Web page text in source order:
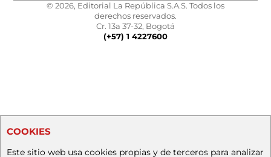
© 2026, Editorial La República S.A.S. Todos los
derechos reservados.
Cr. 13a 37-32, Bogotá
(+57) 1 4227600
COOKIES
Este sitio web usa cookies propias y de terceros para analizar